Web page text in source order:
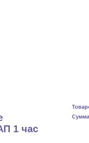
1 час
Сумма